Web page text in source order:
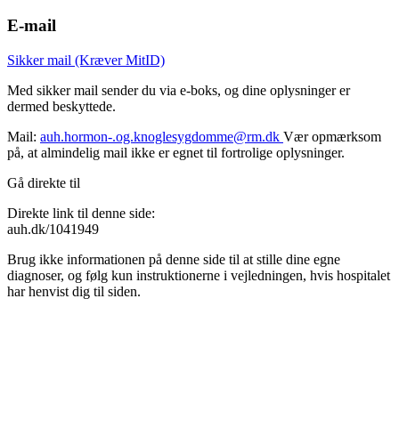
E-mail
Sikker mail (Kræver MitID)
Med sikker mail sender du via e-boks, og dine oplysninger er
dermed beskyttede.
Mail: auh.hormon-.og.knoglesygdomme@rm.dk Vær opmærksom
på, at almindelig mail ikke er egnet til fortrolige oplysninger.
Gå direkte til
Direkte link til denne side:
auh.dk/1041949
Brug ikke informationen på denne side til at stille dine egne
diagnoser, og følg kun instruktionerne i vejledningen, hvis hospitalet
har henvist dig til siden.